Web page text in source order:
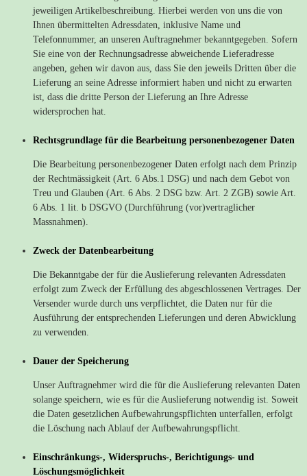
jeweiligen Artikelbeschreibung. Hierbei werden von uns die von
Ihnen übermittelten Adressdaten, inklusive Name und
Telefonnummer, an unseren Auftragnehmer bekanntgegeben. Sofern
Sie eine von der Rechnungsadresse abweichende Lieferadresse
angeben, gehen wir davon aus, dass Sie den jeweils Dritten über die
Lieferung an seine Adresse informiert haben und nicht zu erwarten
ist, dass die dritte Person der Lieferung an Ihre Adresse
widersprochen hat.
Rechtsgrundlage für die Bearbeitung personenbezogener Daten
Die Bearbeitung personenbezogener Daten erfolgt nach dem Prinzip
der Rechtmässigkeit (Art. 6 Abs.1 DSG) und nach dem Gebot von
Treu und Glauben (Art. 6 Abs. 2 DSG bzw. Art. 2 ZGB) sowie Art.
6 Abs. 1 lit. b DSGVO (Durchführung (vor)vertraglicher
Massnahmen).
Zweck der Datenbearbeitung
Die Bekanntgabe der für die Auslieferung relevanten Adressdaten
erfolgt zum Zweck der Erfüllung des abgeschlossenen Vertrages. Der
Versender wurde durch uns verpflichtet, die Daten nur für die
Ausführung der entsprechenden Lieferungen und deren Abwicklung
zu verwenden.
Dauer der Speicherung
Unser Auftragnehmer wird die für die Auslieferung relevanten Daten
solange speichern, wie es für die Auslieferung notwendig ist. Soweit
die Daten gesetzlichen Aufbewahrungspflichten unterfallen, erfolgt
die Löschung nach Ablauf der Aufbewahrungspflicht.
Einschränkungs-, Widerspruchs-, Berichtigungs- und
Löschungsmöglichkeit